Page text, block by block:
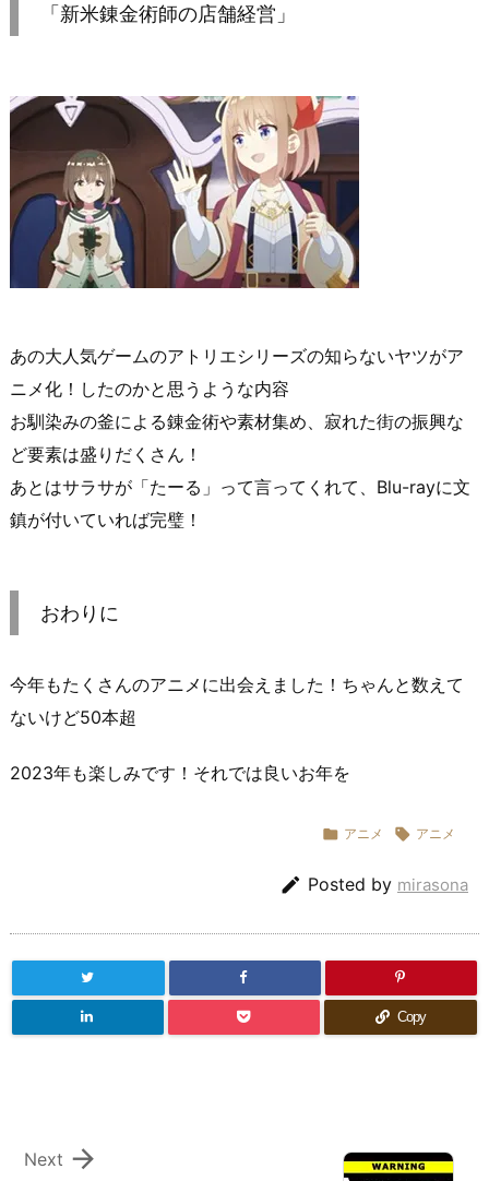
「新米錬金術師の店舗経営」
あの大人気ゲームのアトリエシリーズの知らないヤツがア
ニメ化！したのかと思うような内容
お馴染みの釜による錬金術や素材集め、寂れた街の振興な
ど要素は盛りだくさん！
あとはサラサが「たーる」って言ってくれて、Blu-rayに文
鎮が付いていれば完璧！
おわりに
今年もたくさんのアニメに出会えました！ちゃんと数えて
ないけど50本超
2023年も楽しみです！それでは良いお年を
 アニメ  アニメ
 Posted by mirasona
Copy

Next